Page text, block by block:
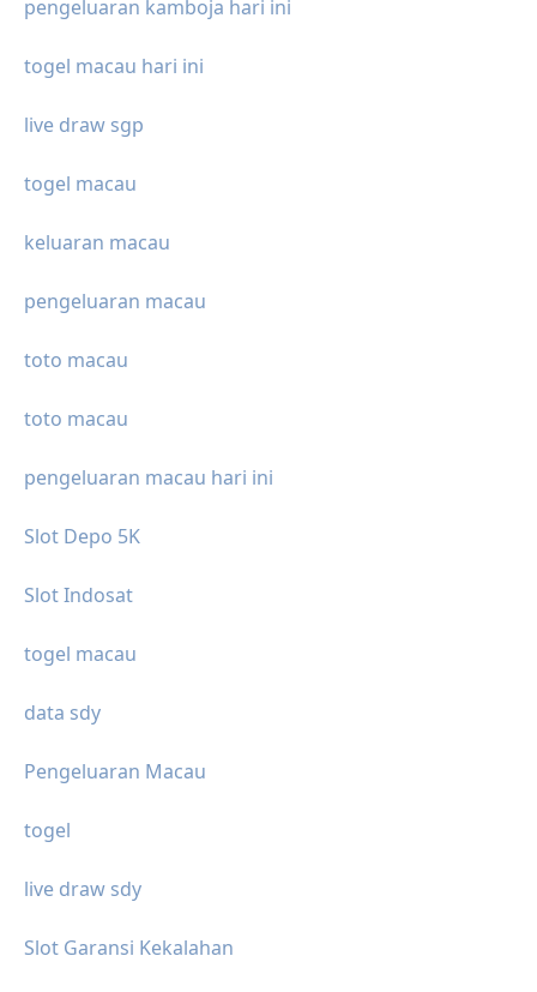
pengeluaran kamboja hari ini
togel macau hari ini
live draw sgp
togel macau
keluaran macau
pengeluaran macau
toto macau
toto macau
pengeluaran macau hari ini
Slot Depo 5K
Slot Indosat
togel macau
data sdy
Pengeluaran Macau
togel
live draw sdy
Slot Garansi Kekalahan